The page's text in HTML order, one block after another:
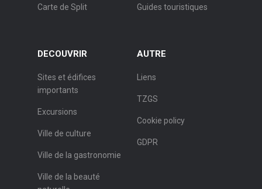
Carte de Split Guides touristiques
DECOUVRIR
Sites et édifices
importants
Excursions
Ville de culture
Ville de la gastronomie
Ville de la beauté
AUTRE
Liens
TZGS
Cookie policy
GDPR